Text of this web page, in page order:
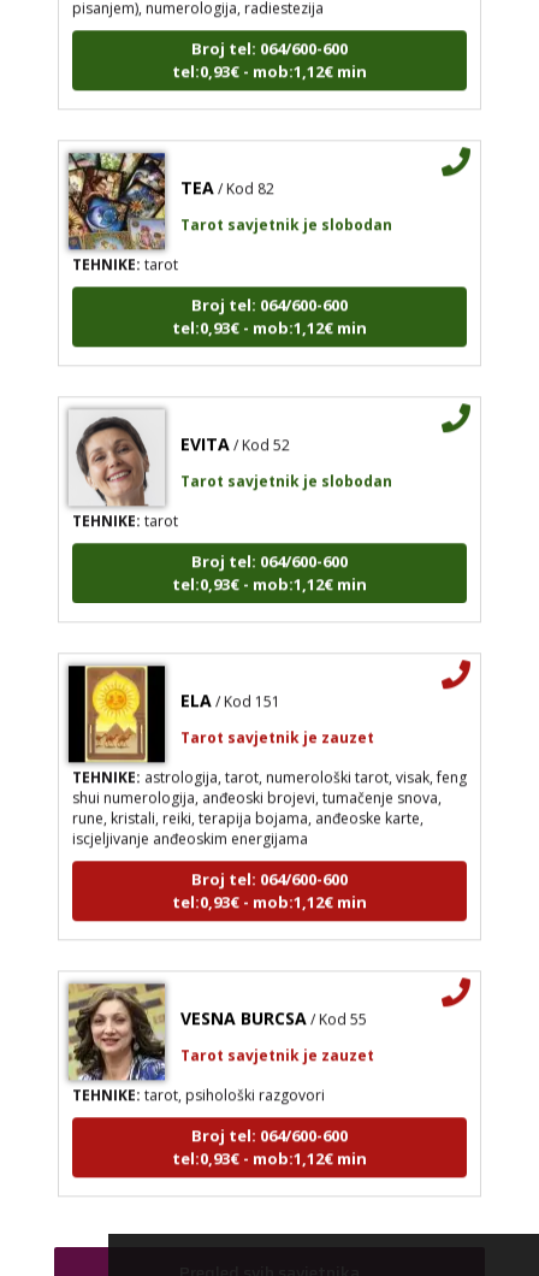
Broj tel: 064/600-600
tel:0,93€ - mob:1,12€ min
TEHNIKE:tarot
Broj tel: 064/600-600
tel:0,93€ - mob:1,12€ min
TEHNIKE:tarot
Broj tel: 064/600-600
tel:0,93€ - mob:1,12€ min
TEHNIKE:astrologija, tarot, numerološki tarot, visak, feng
shui numerologija, anđeoski brojevi, tumačenje snova,
rune, kristali, reiki, terapija bojama, anđeoske karte,
iscjeljivanje anđeoskim energijama
Broj tel: 064/600-600
tel:0,93€ - mob:1,12€ min
TEHNIKE:tarot, psihološki razgovori
Broj tel: 064/600-600
tel:0,93€ - mob:1,12€ min